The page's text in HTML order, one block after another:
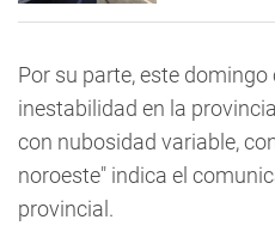
Por su parte, este
inestabilidad en la
con nubosidad variable,
noroeste" indica el
provincial.